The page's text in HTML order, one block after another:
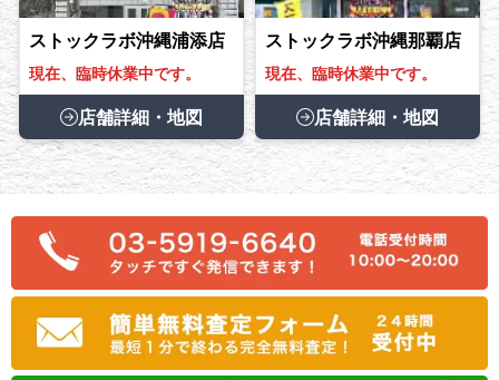
ストックラボ沖縄浦添店
現在、臨時休業中です。
店舗詳細・地図
ストックラボ沖縄那覇店
現在、臨時休業中です。
店舗詳細・地図